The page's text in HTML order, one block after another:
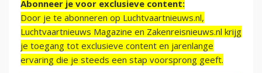
Abonneer je voor exclusieve content:
Door je te abonneren op Luchtvaartnieuws.nl,
Luchtvaartnieuws Magazine en Zakenreisnieuws.nl krijg
je toegang tot exclusieve content en jarenlange
ervaring die je steeds een stap voorsprong geeft.